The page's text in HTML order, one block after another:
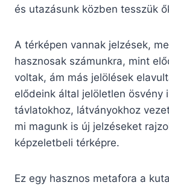
és utazásunk közben tesszük
A térképen vannak jelzések,
hasznosak számunkra, mint
voltak, ám más jelölések
elődeink által jelöletlen ösvény
távlatokhoz, látványokhoz
mi magunk is új jelzéseket
képzeletbeli térképre.
Ez egy hasznos metafora a